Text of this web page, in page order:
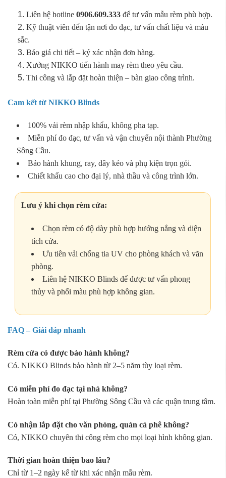
Liên hệ hotline 0906.609.333 để tư vấn mẫu rèm phù hợp.
Kỹ thuật viên đến tận nơi đo đạc, tư vấn chất liệu và màu
sắc.
Báo giá chi tiết – ký xác nhận đơn hàng.
Xưởng NIKKO tiến hành may rèm theo yêu cầu.
Thi công và lắp đặt hoàn thiện – bàn giao công trình.
Cam kết từ NIKKO Blinds
100% vải rèm nhập khẩu, không pha tạp.
Miễn phí đo đạc, tư vấn và vận chuyển nội thành Phường
Sông Cầu.
Bảo hành khung, ray, dây kéo và phụ kiện trọn gói.
Chiết khấu cao cho đại lý, nhà thầu và công trình lớn.
Lưu ý khi chọn rèm cửa:
Chọn rèm có độ dày phù hợp hướng nắng và diện
tích cửa.
Ưu tiên vải chống tia UV cho phòng khách và văn
phòng.
Liên hệ NIKKO Blinds để được tư vấn phong
thủy và phối màu phù hợp không gian.
FAQ – Giải đáp nhanh
Rèm cửa có được bảo hành không?
Có. NIKKO Blinds bảo hành từ 2–5 năm tùy loại rèm.
Có miễn phí đo đạc tại nhà không?
Hoàn toàn miễn phí tại Phường Sông Cầu và các quận trung tâm.
Có nhận lắp đặt cho văn phòng, quán cà phê không?
Có, NIKKO chuyên thi công rèm cho mọi loại hình không gian.
Thời gian hoàn thiện bao lâu?
Chỉ từ 1–2 ngày kể từ khi xác nhận mẫu rèm.